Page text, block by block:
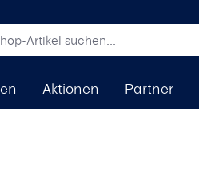
Aktionen Partner